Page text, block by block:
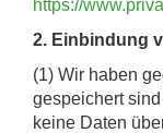
https://
2. Einbindung
(1) Wir haben
gespeichert
keine Daten